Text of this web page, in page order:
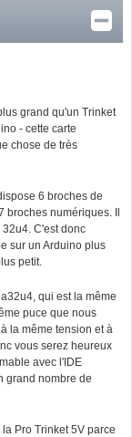
grand qu'un Trinket
- cette carte
chose de très
6 broches de
numériques. Il
C'est donc
sur un Arduino plus
petit.
qui est la même
puce que nous
la même tension et à
vous serez heureux
avec l'IDE
grand nombre de
Pro Trinket 5V parce